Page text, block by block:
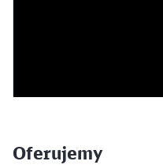
Oferujemy